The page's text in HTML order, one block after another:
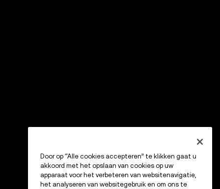
Door op “Alle cookies accepteren” te klikken gaat u
akkoord met het opslaan van cookies op uw
apparaat voor het verbeteren van websitenavigatie,
het analyseren van websitegebruik en om ons te